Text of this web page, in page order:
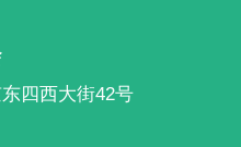
四西大街42号